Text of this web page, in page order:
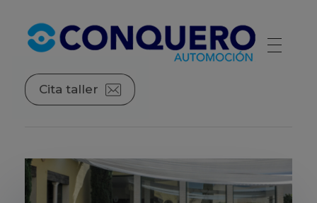
Conquero Automoción | Red de concesionarios de automóviles
Cita taller